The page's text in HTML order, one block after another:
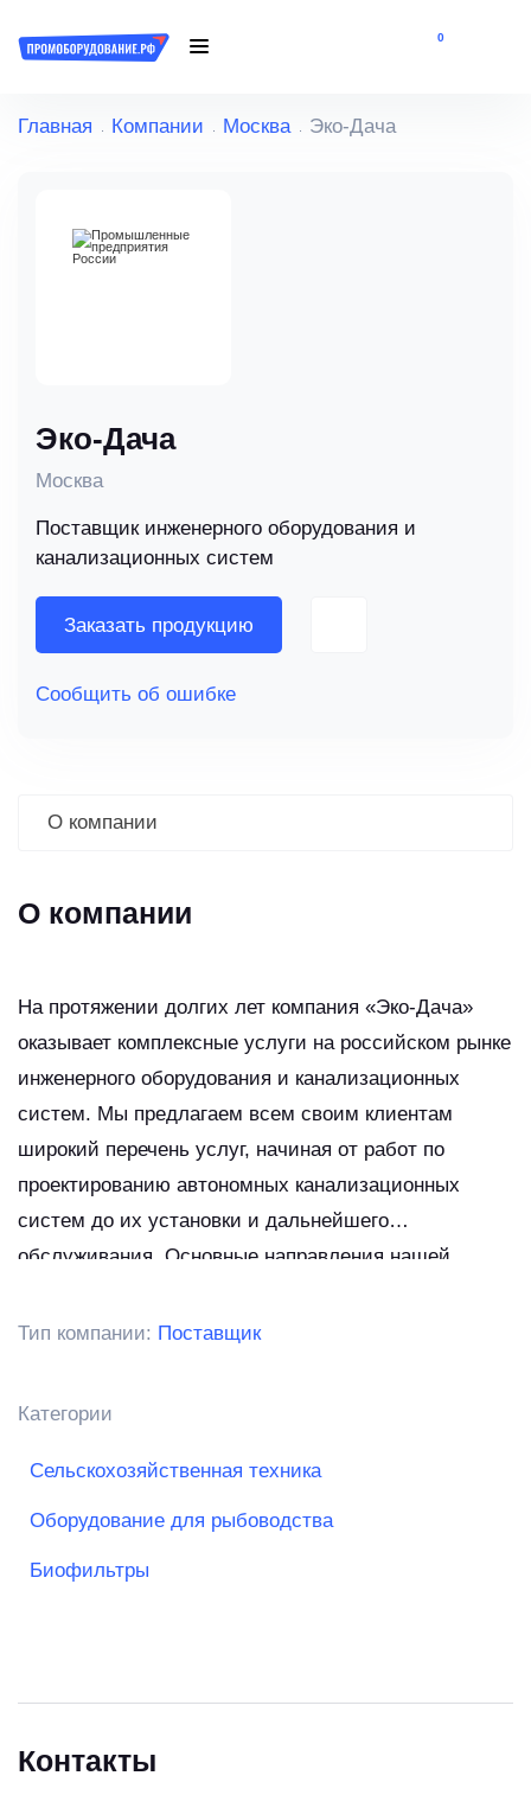
0
Главная Компании Москва Эко-Дача
Эко-Дача
Москва
Поставщик инженерного оборудования и
канализационных систем
Заказать продукцию
Сообщить об ошибке
О компании
О компании
На протяжении долгих лет компания «Эко-Дача»
оказывает комплексные услуги на российском рынке
инженерного оборудования и канализационных
систем. Мы предлагаем всем своим клиентам
широкий перечень услуг, начиная от работ по
проектированию автономных канализационных
систем до их установки и дальнейшего
обслуживания. Основные направления нашей
работы по дренажу участков. Мы располагаем
Тип компании: Поставщик
Категории
Сельскохозяйственная техника
Оборудование для рыбоводства
Биофильтры
Контакты